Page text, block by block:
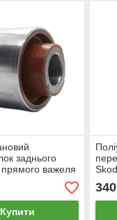
заднього
важеля
Skoda Octavia
PP-0133
Купити
340